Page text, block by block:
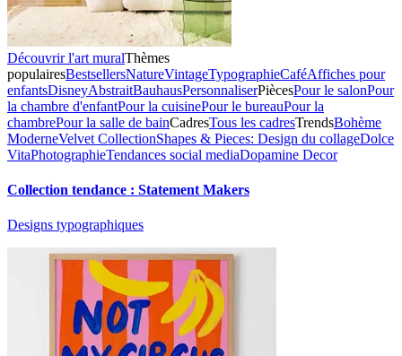
Découvrir l'art muralThèmes
populairesBestsellersNatureVintageTypographieCaféAffiches pour
enfantsDisneyAbstraitBauhausPersonnaliserPiècesPour le salonPour
la chambre d'enfantPour la cuisinePour le bureauPour la
chambrePour la salle de bainCadresTous les cadresTrendsBohème
ModerneVelvet CollectionShapes & Pieces: Design du collageDolce
VitaPhotographieTendances social mediaDopamine Decor
Collection tendance : Statement Makers
Designs typographiques